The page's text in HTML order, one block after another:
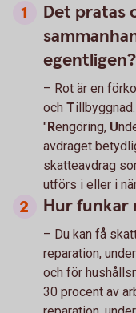
Det pratas
egentligen?
– Rot är en
och T
"Rengöring, U
avdraget
skatteavdrag
utförs i eller i
Hur funkar
– Du kan få
reparation,
och för
30 procent av